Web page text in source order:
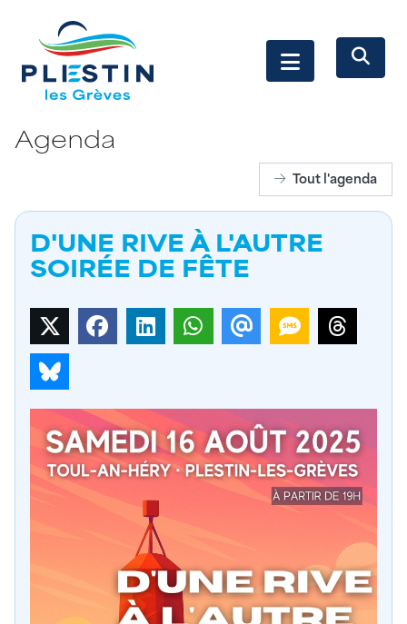
Agenda
Tout l'agenda
D'UNE RIVE À L'AUTRE
SOIRÉE DE FÊTE